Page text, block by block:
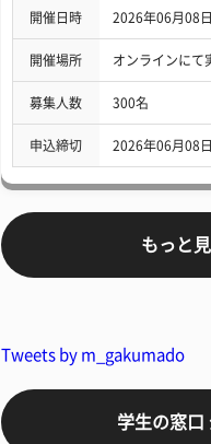
開催日時 2026年06月08
開催場所 オンラインにて
募集人数 300名
申込締切 2026年06月08
もっと
Tweets by m_gakumado
学生の窓口